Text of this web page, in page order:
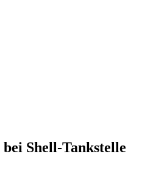
bei Shell-Tankstelle